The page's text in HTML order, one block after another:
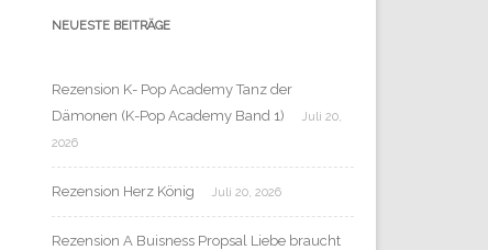
NEUESTE BEITRÄGE
Rezension K- Pop Academy Tanz der
Dämonen (K-Pop Academy Band 1)
Juli 20,
2026
Rezension Herz König Juli 20, 2026
Rezension A Buisness Propsal Liebe braucht